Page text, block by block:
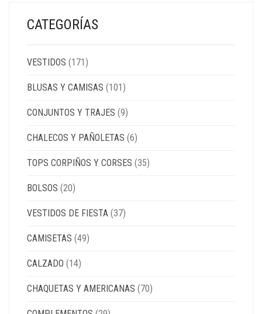
120,00 €.33,00 €.
CATEGORÍAS
VESTIDOS (171)
BLUSAS Y CAMISAS (101)
CONJUNTOS Y TRAJES (9)
CHALECOS Y PAÑOLETAS (6)
TOPS CORPIÑOS Y CORSES (35)
BOLSOS (20)
VESTIDOS DE FIESTA (37)
CAMISETAS (49)
CALZADO (14)
CHAQUETAS Y AMERICANAS (70)